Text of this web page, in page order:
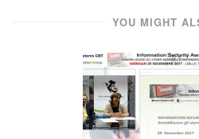
YOU MIGHT